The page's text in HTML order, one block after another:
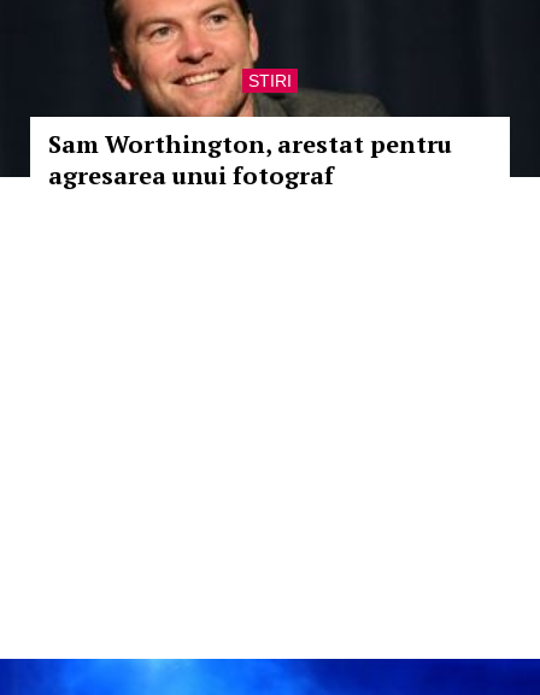
STIRI
Sam Worthington, arestat pentru
agresarea unui fotograf